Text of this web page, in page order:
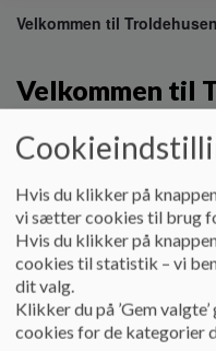
h
Velkommen til
Velkommen til
Velkommen til
Troldehusene består af 2
kommunes østlige del. Der
områdeleder for begge
1 på hver afdeling. Samlet
12 vuggestuepladser i
Troldegården (Højslev)
Hvis du klikker på
vi sætter cookies til brug
Hvis du klikker på
cookies til statistik – vi
dit valg.
Klikker du på ’Gem
cookies for de kategorier